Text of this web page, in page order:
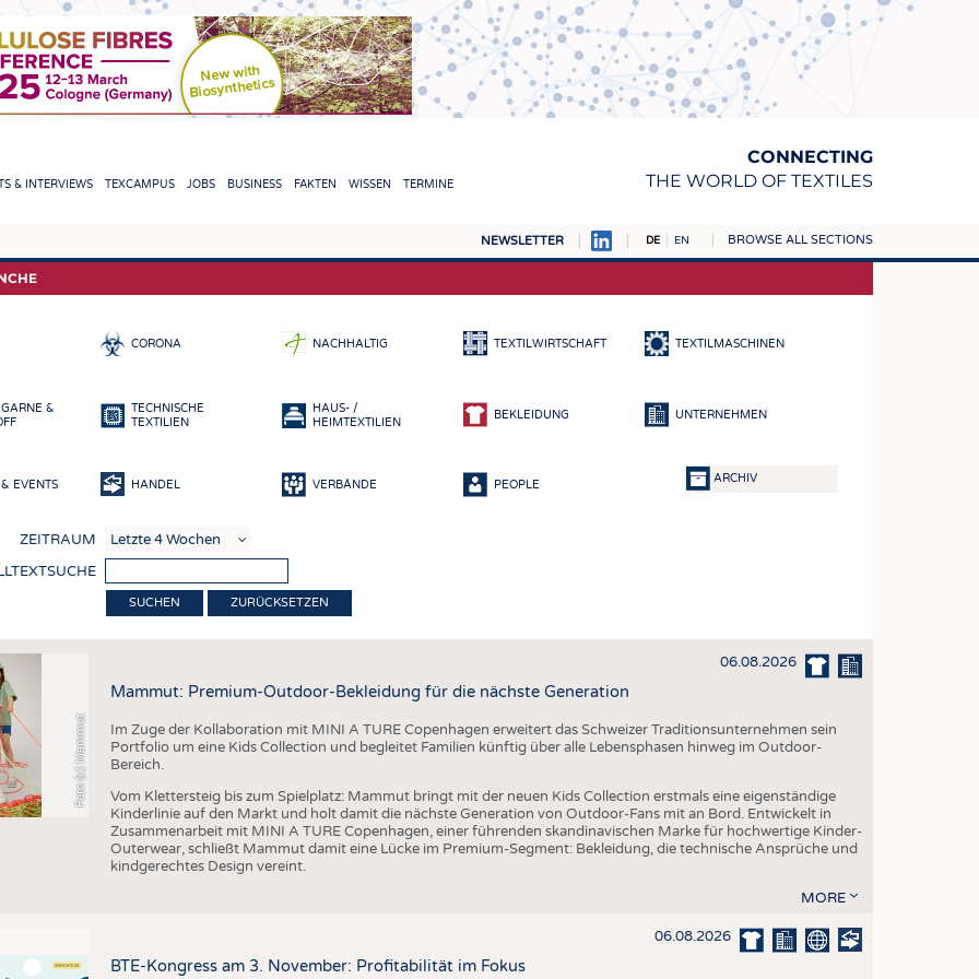
CONNECTING
THE WORLD OF TEXTILES
& INTERVIEWS TEXCAMPUS JOBS BUSINESS FAKTEN WISSEN TERMINE
NEWSLETTER DE EN BROWSE ALL SECTIONS
TEXTILE LEADERSHIP FASERN
GEWEBE
VLIESSTOFFE
NACHHALTIGKEIT
KREISLAUFWIRTSCHAFT
SMART TEXTILES
MEDIZIN
CORONA NACHHALTIG TEXTILWIRTSCHAFT TEXTILMASCHINEN
&
TECHNISCHE
TEXTILIEN
HAUS- /
HEIMTEXTILIEN
BEKLEIDUNG UNTERNEHMEN
EVENTS HANDEL VERBÄNDE PEOPLE ARCHIV
ZEITRAUM
ZURÜCKSETZEN
Foto (c) Mammut
06.08.2026
Mammut: Premium-Outdoor-Bekleidung für die nächste Generation
Im Zuge der Kollaboration mit MINI A TURE Copenhagen erweitert das Schweizer Traditionsunternehmen sein
Portfolio um eine Kids Collection und begleitet Familien künftig über alle Lebensphasen hinweg im Outdoor-
Bereich.
Vom Klettersteig bis zum Spielplatz: Mammut bringt mit der neuen Kids Collection erstmals eine eigenständige
Kinderlinie auf den Markt und holt damit die nächste Generation von Outdoor-Fans mit an Bord. Entwickelt in
Zusammenarbeit mit MINI A TURE Copenhagen, einer führenden skandinavischen Marke für hochwertige Kinder-
Outerwear, schließt Mammut damit eine Lücke im Premium-Segment: Bekleidung, die technische Ansprüche und
kindgerechtes Design vereint.
MORE
06.08.2026
BTE-Kongress am 3. November: Profitabilität im Fokus